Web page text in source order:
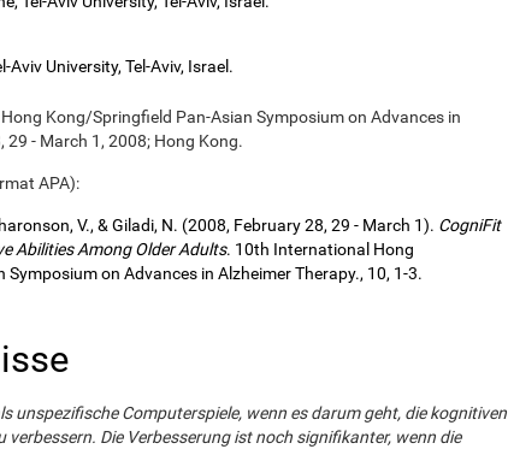
Aviv University, Tel-Aviv, Israel.
Kong/Springfield Pan-Asian Symposium on Advances in
29 - March 1, 2008; Hong Kong.
APA):
V., & Giladi, N. (2008, February 28, 29 - March 1). CogniFit
Abilities Among Older Adults. 10th International Hong
on Advances in Alzheimer Therapy., 10, 1-3.
unspezifische Computerspiele, wenn es darum geht, die kognitiven
verbessern. Die Verbesserung ist noch signifikanter, wenn die